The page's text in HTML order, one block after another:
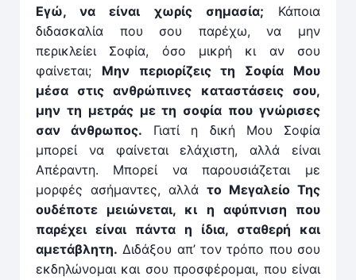
Εγώ, να είναι χωρίς σημασία; Κάποια
διδασκαλία που σου παρέχω, να μην
περικλείει Σοφία, όσο μικρή κι αν σου
φαίνεται; Μην περιορίζεις τη Σοφία Μου
μέσα στις ανθρώπινες καταστά­σεις σου,
μην τη μετράς με τη σοφία που γνώρισες
σαν άνθρωπος. Γιατί η δική Μου Σοφία
μπορεί να φαίνεται ελάχιστη, αλλά είναι
Απέραντη. Μπορεί να παρουσιά­ζεται με
μορφές ασήμαντες, αλλά το Μεγαλείο Της
ου­δέ­­ποτε μειώνεται, κι η αφύπνιση που
παρέχει είναι πάντα η ίδια, σταθερή και
αμετάβλητη. Διδάξου απ’ τον τρόπο που σου
εκδηλώνομαι και σου προσφέρομαι, που είναι